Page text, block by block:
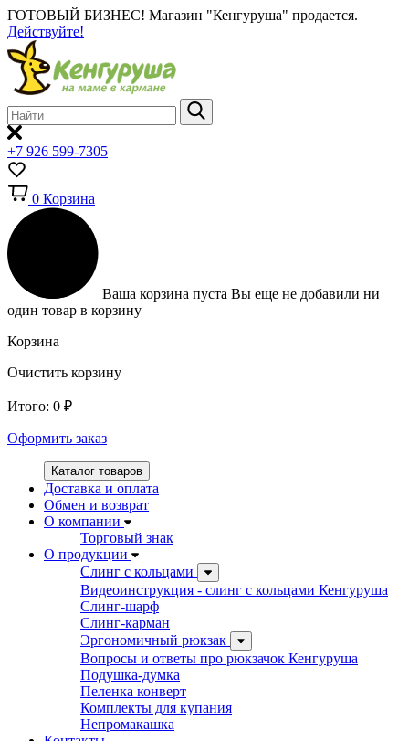
ГОТОВЫЙ БИЗНЕС! Магазин "Кенгуруша" продается.
Действуйте!
+7 926 599-7305
0 Корзина
Ваша корзина пуста Вы еще не добавили ни
один товар в корзину
Корзина
Очистить корзину
Итого: 0 ₽
Оформить заказ
Каталог товаров
Доставка и оплата
Обмен и возврат
О компании
Торговый знак
О продукции
Слинг с кольцами
Видеоинструкция - слинг с кольцами Кенгуруша
Слинг-шарф
Слинг-карман
Эргономичный рюкзак
Вопросы и ответы про рюкзачок Кенгуруша
Подушка-думка
Пеленка конверт
Комплекты для купания
Непромакашка